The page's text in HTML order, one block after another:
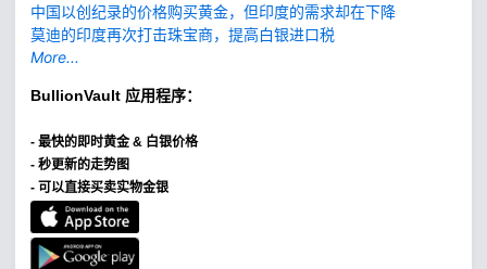
中国以创纪录的价格购买黄金，但印度的需求却在下降
莫迪的印度再次打击珠宝商，提高白银进口税
More...
BullionVault 应用程序：
- 最快的即时黄金 & 白银价格
- 秒更新的走势图
- 可以直接买卖实物金银